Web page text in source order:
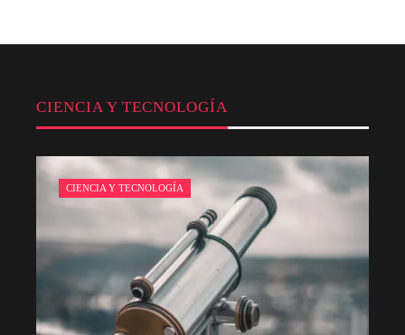
CIENCIA Y TECNOLOGÍA
CIENCIA Y TECNOLOGÍA